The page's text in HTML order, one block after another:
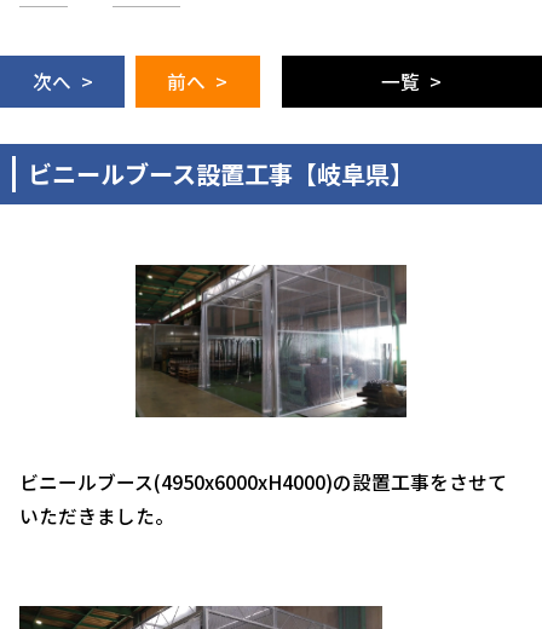
次へ > 前へ > 一覧 >
ビニールブース設置工事【岐阜県】
ビニールブース(4950x6000xH4000)の設置工事をさせて
いただきました。